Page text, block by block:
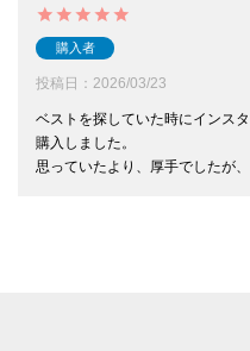
購入者
投稿日 2026/03/23
ベストを探していた時にインス
購入しました。
思っていたより、厚手でしたが